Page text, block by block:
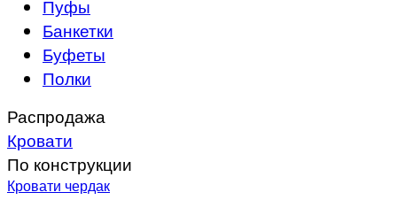
Пуфы
Банкетки
Буфеты
Полки
Распродажа
Кровати
По конструкции
Кровати чердак